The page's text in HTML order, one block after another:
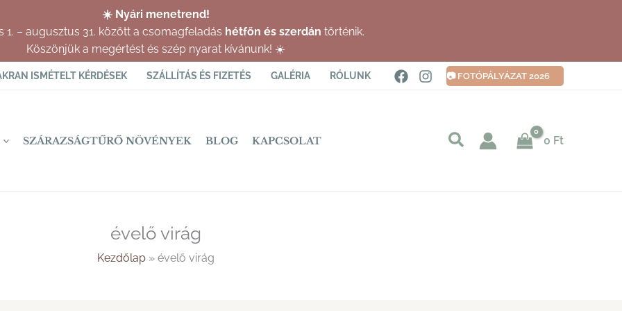
☀️ Nyári menetrend!
1. – augusztus 31. között a csomagfeladás hétfőn és szerdán történik.
Köszönjük a megértést és szép nyarat kívánunk! ☀️
ISMÉTELT KÉRDÉSEK SZÁLLÍTÁS ÉS FIZETÉS GALÉRIA RÓLUNK 📷 FOTÓPÁLYÁZAT 2026
SZÁRAZSÁGTŰRŐ NÖVÉNYEK BLOG KAPCSOLAT
Keresés
0 Ft
évelő virág
Kezdőlap» évelő virág